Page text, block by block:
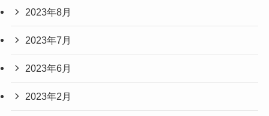
2023年8月
2023年7月
2023年6月
2023年2月